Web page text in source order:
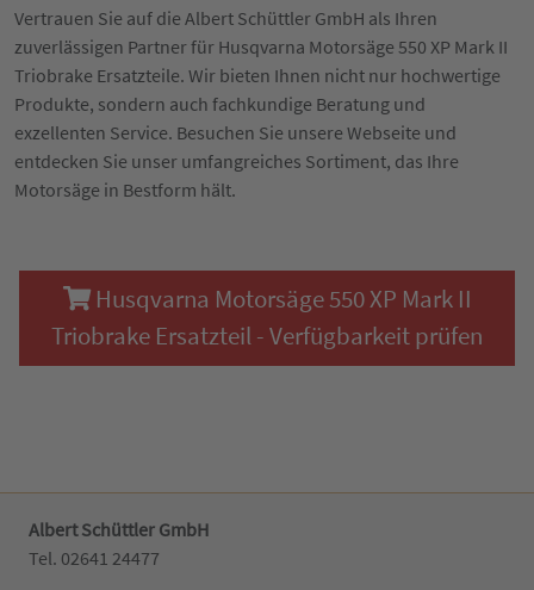
Vertrauen Sie auf die Albert Schüttler GmbH als Ihren
zuverlässigen Partner für Husqvarna Motorsäge 550 XP Mark II
Triobrake Ersatzteile. Wir bieten Ihnen nicht nur hochwertige
Produkte, sondern auch fachkundige Beratung und
exzellenten Service. Besuchen Sie unsere Webseite und
entdecken Sie unser umfangreiches Sortiment, das Ihre
Motorsäge in Bestform hält.
Husqvarna Motorsäge 550 XP Mark II
Triobrake Ersatzteil - Verfügbarkeit prüfen
Albert Schüttler GmbH
Tel. 02641 24477‬